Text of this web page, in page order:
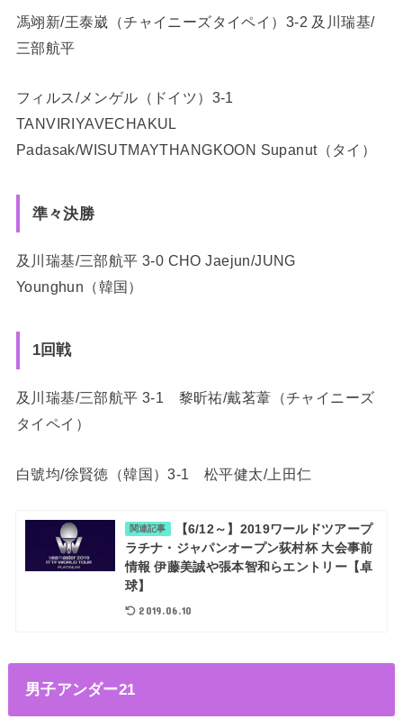
馮翊新/王泰崴（チャイニーズタイペイ）3-2 及川瑞基/
三部航平
フィルス/メンゲル（ドイツ）3-1
TANVIRIYAVECHAKUL
Padasak/WISUTMAYTHANGKOON Supanut（タイ）
準々決勝
及川瑞基/三部航平 3-0 CHO Jaejun/JUNG
Younghun（韓国）
1回戦
及川瑞基/三部航平 3-1 黎昕祐/戴茗葦（チャイニーズ
タイペイ）
白號均/徐賢徳（韓国）3-1 松平健太/上田仁
関連記事
【6/12～】2019ワールドツアープ
ラチナ・ジャパンオープン荻村杯 大会事前
情報 伊藤美誠や張本智和らエントリー【卓
球】
2019.06.10
男子アンダー21